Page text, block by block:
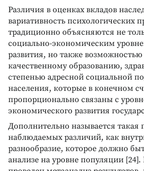
Различия в оценках вкладов
вариативность психологических
традиционно объясняются не
социально-экономическим
развития, но также возможностью
качественному образованию,
степенью адресной социальной
населения, которые в конечном
пропорционально связаны с
экономического развития
Дополнительно называется такая
наблюдаемых различий, как
разнообразие, которое должно
анализе на уровне популяции [24].